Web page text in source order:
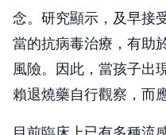
念。研究顯示，及早接
當的抗病毒治療，有助
風險。因此，當孩子出
賴退燒藥自行觀察，而